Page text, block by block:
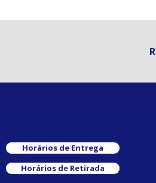
Horários de Entrega
Horários de Retirada